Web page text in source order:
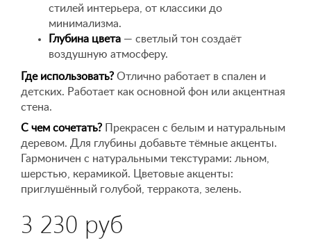
стилей интерьера, от классики до
минимализма.
Глубина цвета — светлый тон создаёт
воздушную атмосферу.
Где использовать? Отлично работает в спален и
детских. Работает как основной фон или акцентная
стена.
С чем сочетать? Прекрасен с белым и натуральным
деревом. Для глубины добавьте тёмные акценты.
Гармоничен с натуральными текстурами: льном,
шерстью, керамикой. Цветовые акценты:
приглушённый голубой, терракота, зелень.
3 230 руб